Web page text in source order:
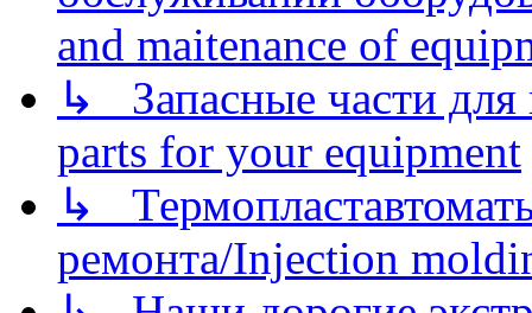
and maitenance of
↳ Запасные части для
parts for your equipment
↳
ремонта/Injection